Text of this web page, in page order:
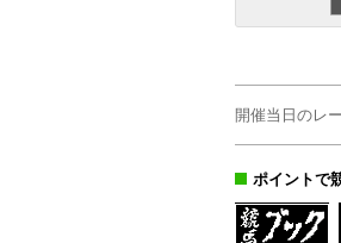
開催当日のレ
ポイントで